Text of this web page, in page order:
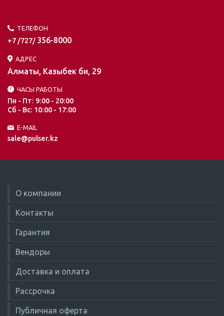
ТЕЛЕФОН
+7 /727/ 356-8000
АДРЕС
Алматы, Казыбек би, 29
ЧАСЫ РАБОТЫ
Пн - Пт: 9:00 - 20:00
Сб - Вс: 10:00 - 17:00
E-MAIL
sale@pulser.kz
О компании
Контакты
Гарантия
Вендоры
Доставка и оплата
Рассрочка
Публичная оферта